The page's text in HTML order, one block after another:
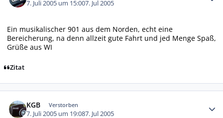
7. Juli 2005 um 15:007. Jul 2005
Ein musikalischer 901 aus dem Norden, echt eine
Bereicherung, na denn allzeit gute Fahrt und jed Menge Spaß,
Grüße aus WI
Zitat
KGB Verstorben
7. Juli 2005 um 19:087. Jul 2005